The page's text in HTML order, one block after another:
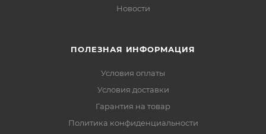
Новости
ПОЛЕЗНАЯ ИНФОРМАЦИЯ
Условия оплаты
Условия доставки
Гарантия на товар
Политика конфиденциальности